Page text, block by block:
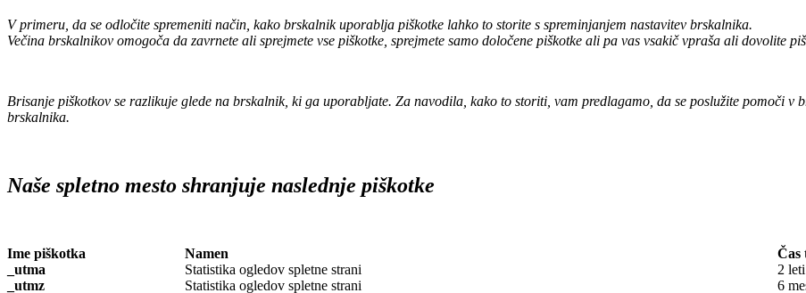
V primeru, da se odločite spremeniti način, kako brskalnik uporablja piškotke lahko to storite s spreminjanjem nastavitev brskalnika.
Večina brskalnikov omogoča da zavrnete ali sprejmete vse piškotke, sprejmete samo določene piškotke ali pa vas vsakič vpraša ali dovolite
Brisanje piškotkov se razlikuje glede na brskalnik, ki ga uporabljate. Za navodila, kako to storiti, vam predlagamo, da se poslužite pomoči
brskalnika.
Naše spletno mesto shranjuje naslednje piškotke
Ime piškotka Namen Čas
_utma
Statistika ogledov spletne strani 2 leti
_utmz
Statistika ogledov spletne strani 6